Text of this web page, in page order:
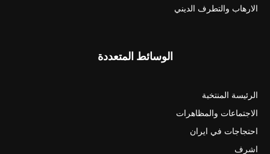
الارهاب والتطرف الديني
الوسائط المتعددة
الرئيسة المنتخبة
الاجتماعات والمظاهرات
احتجاجات في ايران
اشرف